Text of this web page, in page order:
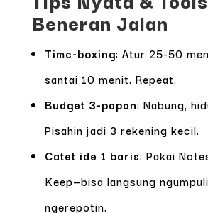
Beneran Jalan
Time-boxing: Atur 25-50
santai 10 menit. Repeat.
Budget 3-papan: Nabung,
Pisahin jadi 3 rekening kecil.
Catet ide 1 baris: Pakai
Keep—bisa langsung
ngerepotin.